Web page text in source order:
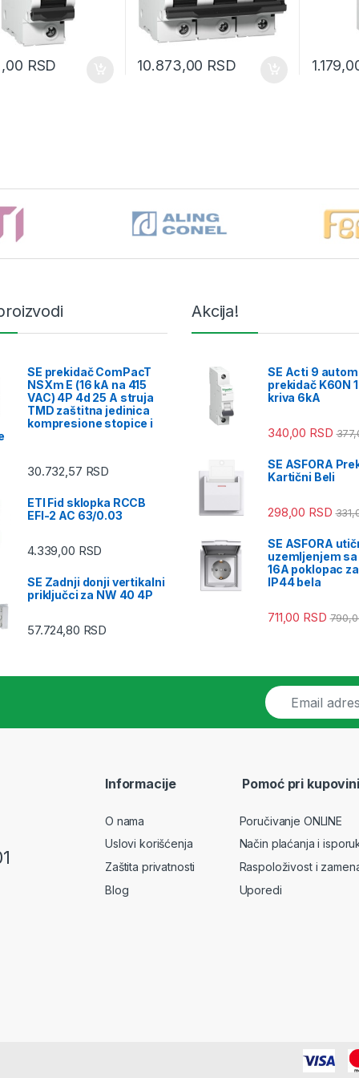
RSD 10.873,00 RSD
SE prekidač ComPacT
NSXm E (16 kA na 415
VAC) 4P 4d 25 A struja
TMD zaštitna jedinica
kompresione stopice i
30.732,57 RSD
ETI Fid sklopka RCCB
EFI-2 AC 63/0.03
4.339,00 RSD
SE Zadnji donji vertikalni
priključci za NW 40 4P
57.724,80 RSD
Akcija!
SE Acti 9
prekidač K60N
kriva 6kA
340,00 RSD
SE ASFORA
Kartični Beli
298,00 RSD
SE ASFORA
uzemljenjem
16A poklopac
IP44 bela
711,00 RSD
E
m
a
Informacije
O nama
Uslovi korišćenja
Zaštita privatnosti
Blog
Pomoć pri kupovini
Poručivanje ONLINE
Način plaćanja i
Raspoloživost i
Uporedi